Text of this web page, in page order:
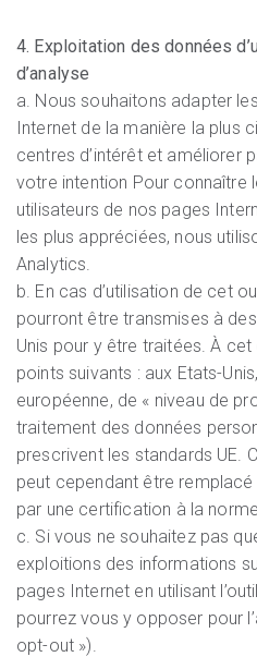
4. Exploitation des données
d’analyse
a. Nous souhaitons adapter
Internet de la manière la plus
centres d’intérêt et améliorer
votre intention Pour connaître
utilisateurs de nos pages
les plus appréciées, nous
Analytics.
b. En cas d’utilisation de cet
pourront être transmises à
Unis pour y être traitées. À
points suivants : aux Etats-
européenne, de « niveau de
traitement des données
prescrivent les standards UE.
peut cependant être
par une certification à la
c. Si vous ne souhaitez pas
exploitions des informations
pages Internet en utilisant
pourrez vous y opposer pour
opt-out »).